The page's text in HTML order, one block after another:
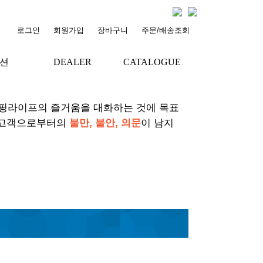
로그인 회원가입 장바구니 주문/배송조회
DEALER
CATALOGUE
라이프의 즐거움을 대화하는 것에 목표
객으로부터의 불만, 불안, 의문이 남지